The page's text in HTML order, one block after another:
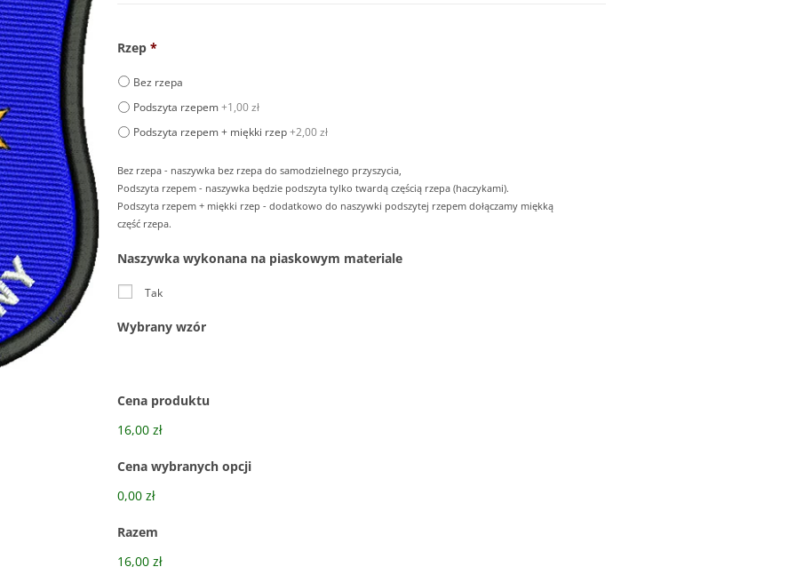
Rzep *
Bez rzepa
Podszyta rzepem+1,00 zł
Podszyta rzepem + miękki rzep+2,00 zł
Bez rzepa - naszywka bez rzepa do samodzielnego przyszycia,
Podszyta rzepem - naszywka będzie podszyta tylko twardą częścią rzepa (haczykami).
Podszyta rzepem + miękki rzep - dodatkowo do naszywki podszytej rzepem dołączamy miękką
część rzepa.
Naszywka wykonana na piaskowym materiale
Tak
Wybrany wzór
Cena produktu
16,00 zł
Cena wybranych opcji
0,00 zł
Razem
16,00 zł